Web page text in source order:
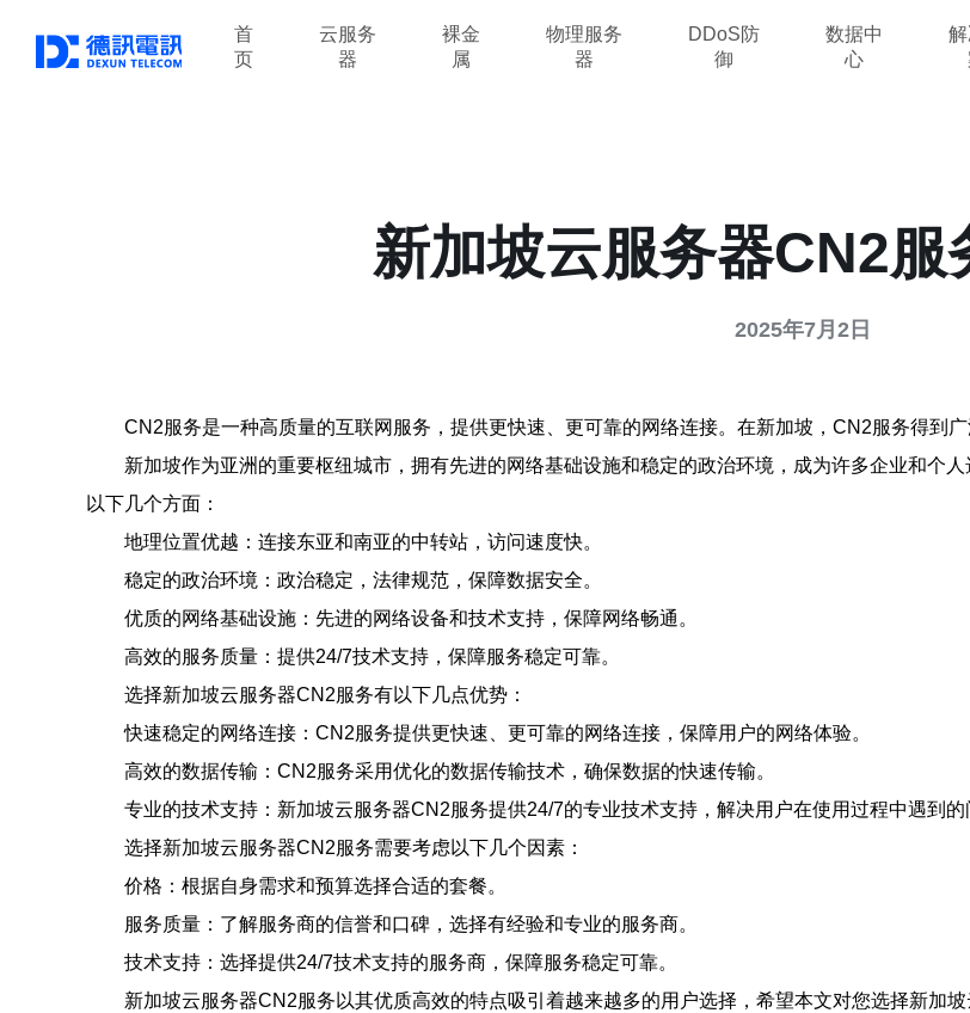
首
页
云服务
器
裸金
属
物理服务
器
DDoS防
御
数据中
心
新加坡云服务器CN2服
2025年7月2日
CN2服务是一种高质量的互联网服务，提供更快速、更可靠的网络连接。在新加坡，CN2服务得到
新加坡作为亚洲的重要枢纽城市，拥有先进的网络基础设施和稳定的政治环境，成为许多企业和个
以下几个方面：
地理位置优越：连接东亚和南亚的中转站，访问速度快。
稳定的政治环境：政治稳定，法律规范，保障数据安全。
优质的网络基础设施：先进的网络设备和技术支持，保障网络畅通。
高效的服务质量：提供24/7技术支持，保障服务稳定可靠。
选择新加坡云服务器CN2服务有以下几点优势：
快速稳定的网络连接：CN2服务提供更快速、更可靠的网络连接，保障用户的网络体验。
高效的数据传输：CN2服务采用优化的数据传输技术，确保数据的快速传输。
专业的技术支持：新加坡云服务器CN2服务提供24/7的专业技术支持，解决用户在使用过程中遇到的
选择新加坡云服务器CN2服务需要考虑以下几个因素：
价格：根据自身需求和预算选择合适的套餐。
服务质量：了解服务商的信誉和口碑，选择有经验和专业的服务商。
技术支持：选择提供24/7技术支持的服务商，保障服务稳定可靠。
新加坡云服务器CN2服务以其优质高效的特点吸引着越来越多的用户选择，希望本文对您选择新加坡